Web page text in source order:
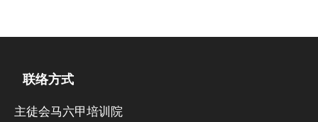
联络方式
主徒会马六甲培训院